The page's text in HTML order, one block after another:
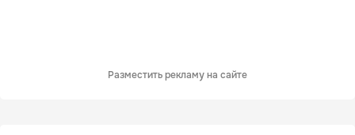
Разместить рекламу на сайте